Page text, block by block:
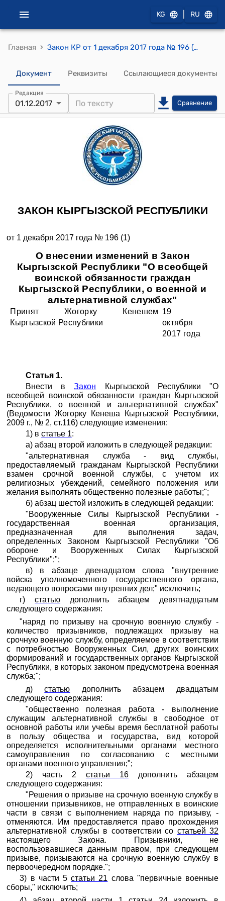
KG RU
Главная › Закон КР от 1 декабря 2017 года № 196 (1) "О внесении изменений в Закон Кыргызской Республики "О всеобщей воинской обязанности граждан Кыргызской Республики, о военной и альтернативной службах"
Документ Реквизиты Ссылающиеся документы
Редакция
01.12.2017 Сравнение